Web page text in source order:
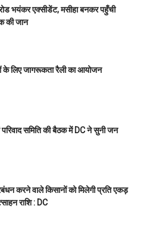
भयंकर एक्सीडेंट, मसीहा बनकर पहुँची
की जान
के लिए जागरूकता रैली का आयोजन
समिति की बैठक में DC ने सुनी जन
करने वाले किसानों को मिलेगी प्रति एकड़
राशि : DC